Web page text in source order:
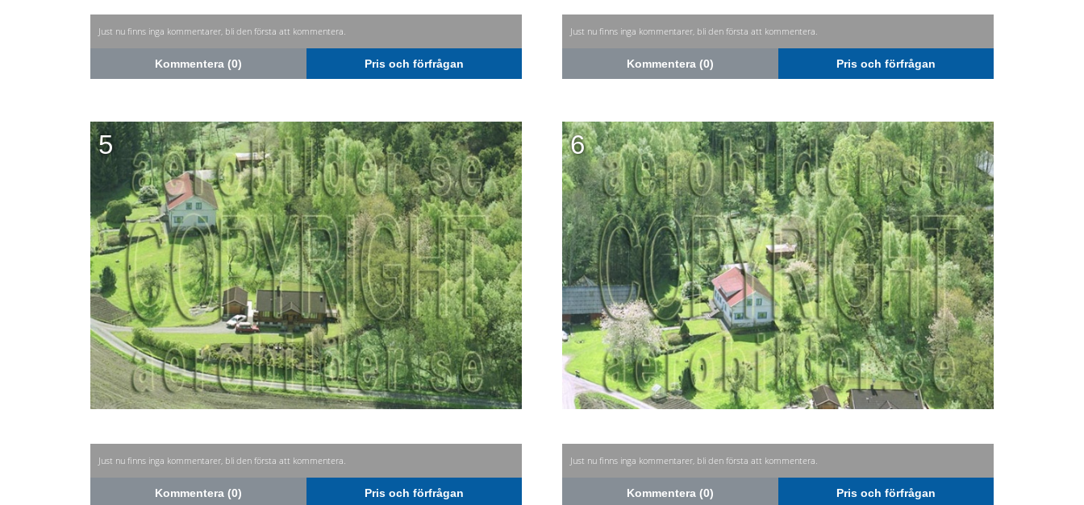
Just nu finns inga kommentarer, bli den första att kommentera.
Kommentera (0) Pris och förfrågan
Just nu finns inga kommentarer, bli den första att kommentera.
Kommentera (0) Pris och förfrågan
5
Just nu finns inga kommentarer, bli den första att kommentera.
Kommentera (0) Pris och förfrågan
6
Just nu finns inga kommentarer, bli den första att kommentera.
Kommentera (0) Pris och förfrågan